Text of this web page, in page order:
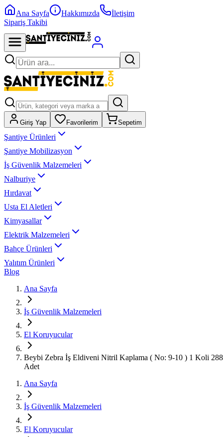
Ana Sayfa Hakkımızda
İletişim
Sipariş Takibi
Giriş Yap Favorilerim Sepetim
Şantiye Ürünleri
Şantiye Mobilizasyon
İş Güvenlik Malzemeleri
Nalburiye
Hırdavat
Usta El Aletleri
Kimyasallar
Elektrik Malzemeleri
Bahçe Ürünleri
Yalıtım Ürünleri
Blog
Ana Sayfa
İş Güvenlik Malzemeleri
El Koruyucular
Beybi Zebra İş Eldiveni Nitril Kaplama ( No: 9-10 ) 1 Koli 288
Adet
Ana Sayfa
İş Güvenlik Malzemeleri
El Koruyucular